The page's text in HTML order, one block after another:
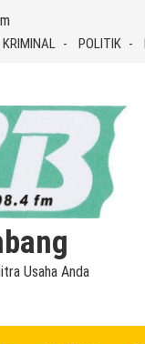
KRIMINAL POLITIK
Usaha Anda